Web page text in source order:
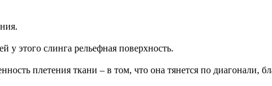
у этого слинга рельефная поверхность.
плетения ткани – в том, что она тянется по диагонали,